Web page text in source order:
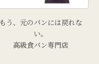
もう、元のパンには戻れな
い。
高級食パン専門店